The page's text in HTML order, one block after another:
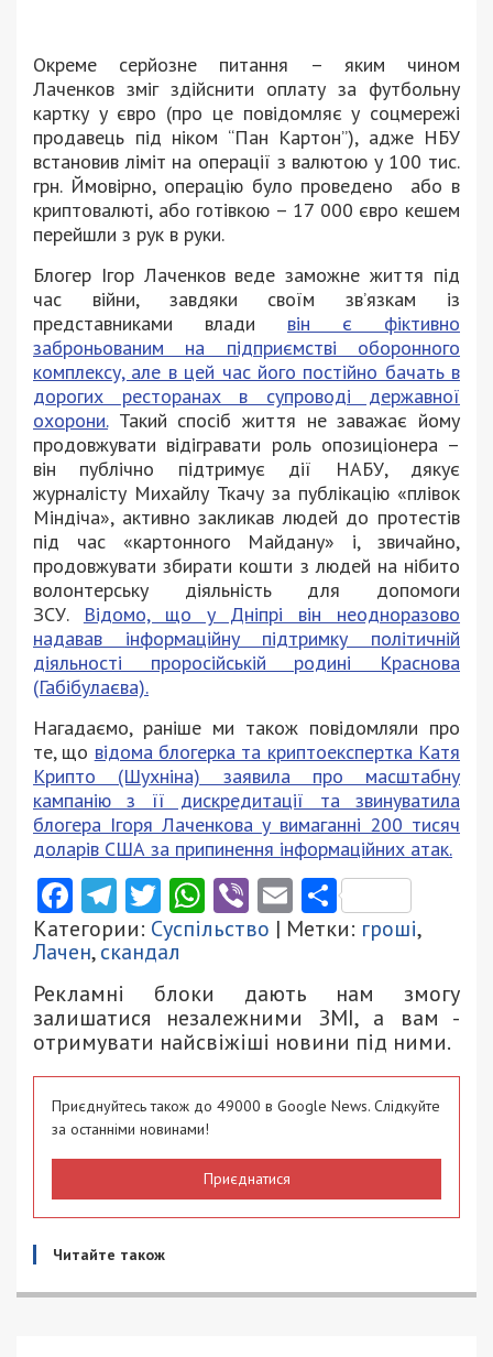
Окреме серйозне питання – яким чином
Лаченков зміг здійснити оплату за футбольну
картку у євро (про це повідомляє у соцмережі
продавець під ніком “Пан Картон”), адже НБУ
встановив ліміт на операції з валютою у 100 тис.
грн. Ймовірно, операцію було проведено або в
криптовалюті, або готівкою – 17 000 євро кешем
перейшли з рук в руки.
Блогер Ігор Лаченков веде заможне життя під
час війни, завдяки своїм звʼязкам із
представниками влади він є фіктивно
заброньованим на підприємстві оборонного
комплексу, але в цей час його постійно бачать в
дорогих ресторанах в супроводі державної
охорони.Такий спосіб життя не заважає йому
продовжувати відігравати роль опозиціонера –
він публічно підтримує дії НАБУ, дякує
журналісту Михайлу Ткачу за публікацію «плівок
Міндіча», активно закликав людей до протестів
під час «картонного Майдану» і, звичайно,
продовжувати збирати кошти з людей на нібито
волонтерську діяльність для допомоги
ЗСУ. Відомо, що у Дніпрі він неодноразово
надавав інформаційну підтримку політичній
діяльності проросійській родині Краснова
(Габібулаєва).
Нагадаємо, раніше ми також повідомляли про
те, що відома блогерка та криптоекспертка Катя
Крипто (Шухніна) заявила про масштабну
кампанію з її дискредитації та звинуватила
блогера Ігоря Лаченкова у вимаганні 200 тисяч
доларів США за припинення інформаційних атак.
Facebook
Telegram
Twitter
WhatsApp
ViberEmail
Категории: Суспільство | Метки: гроші,
Лачен,скандал
Рекламні блоки дають нам змогу
залишатися незалежними ЗМІ, а вам -
отримувати найсвіжіші новини під ними.
Приєднуйтесь також до 49000 в Google News. Слідкуйте
за останніми новинами!
Приєднатися
Читайте також